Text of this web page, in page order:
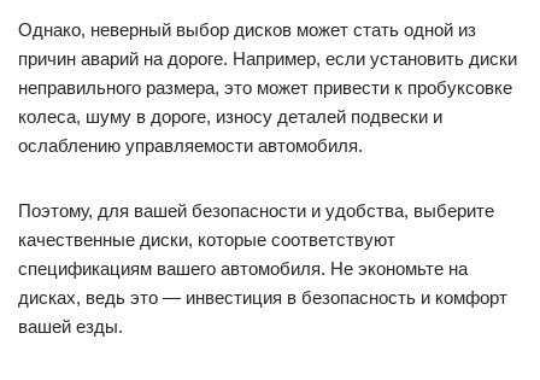
Однако, неверный выбор дисков может стать одной из
причин аварий на дороге. Например, если установить диски
неправильного размера, это может привести к пробуксовке
колеса, шуму в дороге, износу деталей подвески и
ослаблению управляемости автомобиля.
Поэтому, для вашей безопасности и удобства, выберите
качественные диски, которые соответствуют
спецификациям вашего автомобиля. Не экономьте на
дисках, ведь это — инвестиция в безопасность и комфорт
вашей езды.